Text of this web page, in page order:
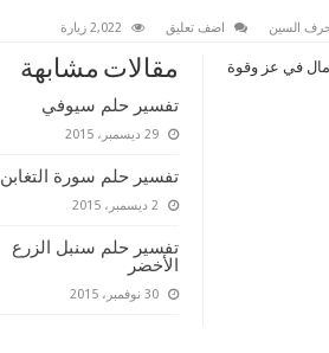
حرف السين اضف تعليق 2,022 زيارة
مقالات مشابهة
تفسير حلم سيوفي
29 ديسمبر، 2015
تفسير حلم سورة التغابن
2 ديسمبر، 2015
تفسير حلم سنبل الزرع
الأخضر
30 نوفمبر، 2015
في عز وقوة